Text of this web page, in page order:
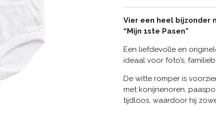
Vier een heel bijzonder
“Mijn 1ste Pasen”
Een liefdevolle en
ideaal voor foto’s,
De witte romper is
met konijnenoren,
tijdloos, waardoor hij